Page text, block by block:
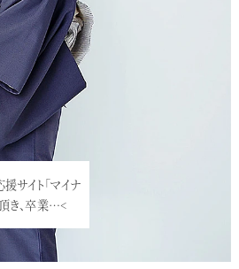
「マイナ
卒業…<
ていますね。
すが、映画